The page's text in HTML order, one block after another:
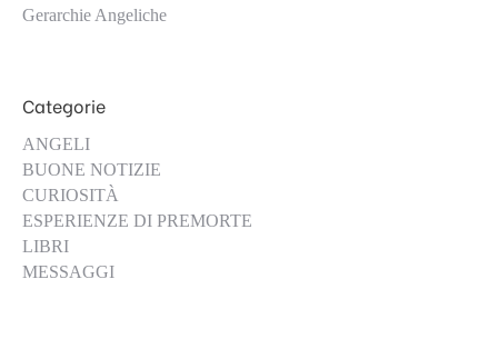
Gerarchie Angeliche
Categorie
ANGELI
BUONE NOTIZIE
CURIOSITÀ
ESPERIENZE DI PREMORTE
LIBRI
MESSAGGI